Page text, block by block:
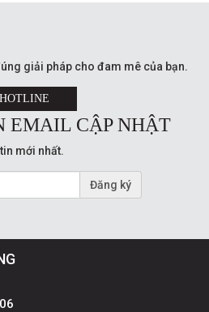
giải pháp cho đam mê của bạn.
HOTLINE
EMAIL CẬP NHẬT
mới nhất.
Đăng ký